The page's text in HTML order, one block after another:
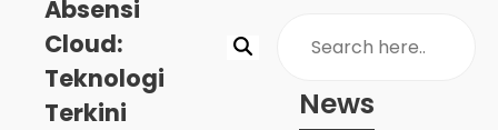
Absensi
Cloud:
Teknologi
Terkini
News